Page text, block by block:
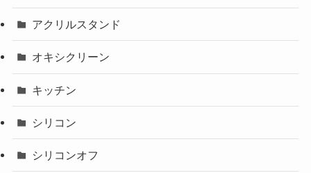
アクリルスタンド
オキシクリーン
キッチン
シリコン
シリコンオフ